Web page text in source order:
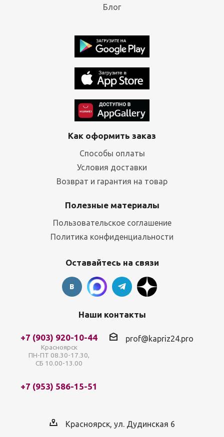
Блог
Как оформить заказ
Способы оплаты
Условия доставки
Возврат и гарантия на товар
Полезные материалы
Пользовательское соглашение
Политика конфиденциальности
Оставайтесь на связи
Наши контакты
+7 (903) 920-10-44
Красноярск
ПН-ПТ 08.30-17.30,
СБ 10.00-13.00
+7 (953) 586-15-51
prof@kapriz24.pro
Красноярск, ул. Дудинская 6